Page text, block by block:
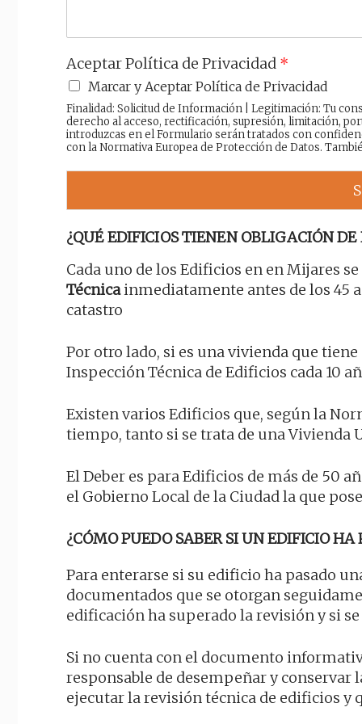
Aceptar Política de Privacidad *
Marcar y Aceptar Política de Privacidad
Finalidad: Solicitud de Información | Legitimación: Tu
derecho al acceso, rectificación, supresión, limitación,
introduzcas en el Formulario serán tratados con
con la Normativa Europea de Protección de Datos.
¿QUÉ EDIFICIOS TIENEN OBLIGACIÓN DE
Cada uno de los Edificios en en Mijares
Técnicainmediatamente antes de los 45
catastro
Por otro lado, si es una vivienda que
Inspección Técnica de Edificios cada 10
Existen varios Edificios que, según la
tiempo, tanto si se trata de una
El Deber es para Edificios de más de 50
el Gobierno Local de la Ciudad la que
¿CÓMO PUEDO SABER SI UN EDIFICIO HA
Para enterarse si su edificio ha pasado
documentados que se otorgan
edificación ha superado la revisión y si
Si no cuenta con el documento
responsable de desempeñar y
ejecutar la revisión técnica de edificios y